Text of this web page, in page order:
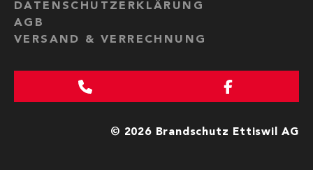
© 2026 Brandschutz Ettiswil AG
DATENSCHUTZERKLÄRUNG
AGB
VERSAND & VERRECHNUNG